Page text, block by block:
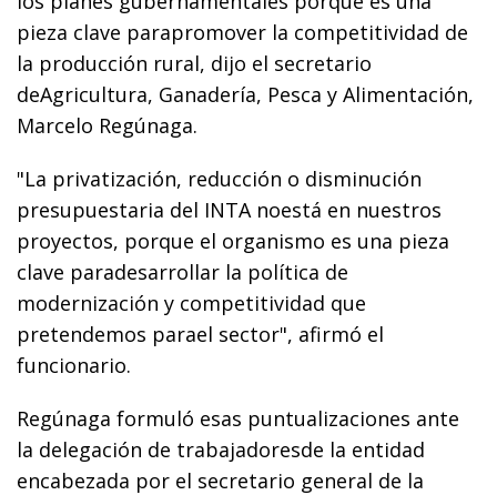
pieza clave parapromover la competitividad de
la producción rural, dijo el secretario
deAgricultura, Ganadería, Pesca y Alimentación,
Marcelo Regúnaga.
"La privatización, reducción o disminución
presupuestaria del INTA noestá en nuestros
proyectos, porque el organismo es una pieza
clave paradesarrollar la política de
modernización y competitividad que
pretendemos parael sector", afirmó el
funcionario.
Regúnaga formuló esas puntualizaciones ante
la delegación de trabajadoresde la entidad
encabezada por el secretario general de la